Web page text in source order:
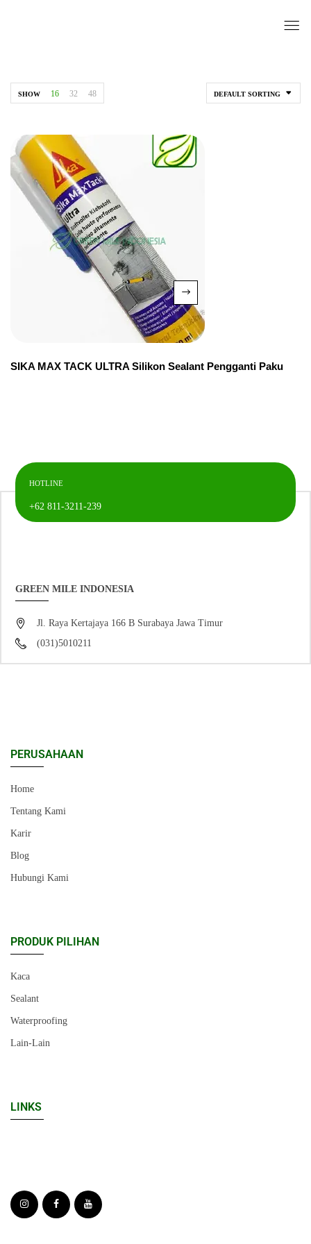
DEFAULT SORTING
SHOW 16 32 48
SIKA MAX TACK ULTRA Silikon Sealant Pengganti Paku
HOTLINE
+62 811-3211-239
GREEN MILE INDONESIA
Jl. Raya Kertajaya 166 B Surabaya Jawa Timur
(031)5010211
PERUSAHAAN
Home
Tentang Kami
Karir
Blog
Hubungi Kami
PRODUK PILIHAN
Kaca
Sealant
Waterproofing
Lain-Lain
LINKS